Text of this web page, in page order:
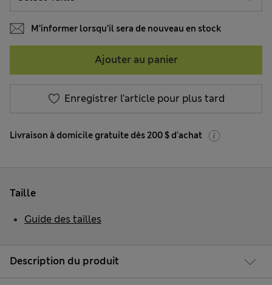
M’informer lorsqu’il sera de nouveau en stock
Ajouter au panier
Enregistrer l’article pour plus tard
Livraison à domicile gratuite dès 200 $ d'achat
Description du produit
Taille
Guide des tailles